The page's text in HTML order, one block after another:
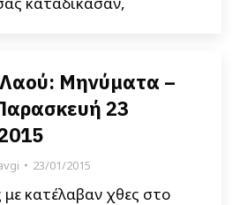
Μηνύματα –
23
23/01/2015
με κατέλαβαν χθες στο